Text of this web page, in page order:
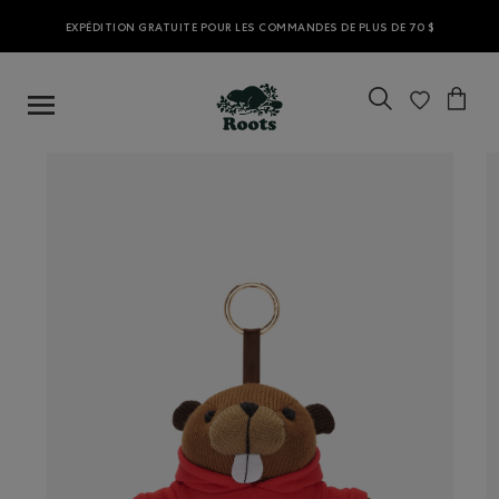
EXPÉDITION GRATUITE POUR LES COMMANDES DE PLUS DE 70 $